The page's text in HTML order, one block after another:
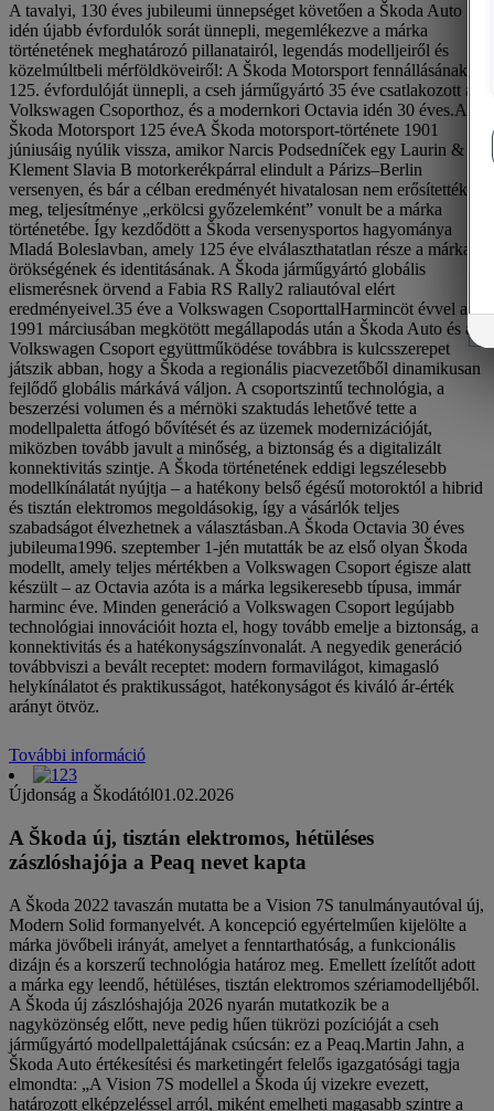
A tavalyi, 130 éves jubileumi ünnepséget követően a Škoda Auto
idén újabb évfordulók sorát ünnepli, megemlékezve a márka
történetének meghatározó pillanatairól, legendás modelljeiről és
közelmúltbeli mérföldköveiről: A Škoda Motorsport fennállásának
125. évfordulóját ünnepli, a cseh járműgyártó 35 éve csatlakozott a
Volkswagen Csoporthoz, és a modernkori Octavia idén 30 éves.A
Škoda Motorsport 125 éveA Škoda motorsport-története 1901
júniusáig nyúlik vissza, amikor Narcis Podsedníček egy Laurin &
Klement Slavia B motorkerékpárral elindult a Párizs–Berlin
versenyen, és bár a célban eredményét hivatalosan nem erősítették
meg, teljesítménye „erkölcsi győzelemként” vonult be a márka
történetébe. Így kezdődött a Škoda versenysportos hagyománya
Mladá Boleslavban, amely 125 éve elválaszthatatlan része a márka
örökségének és identitásának. A Škoda járműgyártó globális
elismerésnek örvend a Fabia RS Rally2 raliautóval elért
eredményeivel.35 éve a Volkswagen CsoporttalHarmincöt évvel az
1991 márciusában megkötött megállapodás után a Škoda Auto és a
Volkswagen Csoport együttműködése továbbra is kulcsszerepet
játszik abban, hogy a Škoda a regionális piacvezetőből dinamikusan
fejlődő globális márkává váljon. A csoportszintű technológia, a
beszerzési volumen és a mérnöki szaktudás lehetővé tette a
modellpaletta átfogó bővítését és az üzemek modernizációját,
miközben tovább javult a minőség, a biztonság és a digitalizált
konnektivitás szintje. A Škoda történetének eddigi legszélesebb
modellkínálatát nyújtja – a hatékony belső égésű motoroktól a hibrid
és tisztán elektromos megoldásokig, így a vásárlók teljes
szabadságot élvezhetnek a választásban.A Škoda Octavia 30 éves
jubileuma1996. szeptember 1-jén mutatták be az első olyan Škoda
modellt, amely teljes mértékben a Volkswagen Csoport égisze alatt
készült – az Octavia azóta is a márka legsikeresebb típusa, immár
harminc éve. Minden generáció a Volkswagen Csoport legújabb
technológiai innovációit hozta el, hogy tovább emelje a biztonság, a
konnektivitás és a hatékonyságszínvonalát. A negyedik generáció
továbbviszi a bevált receptet: modern formavilágot, kimagasló
helykínálatot és praktikusságot, hatékonyságot és kiváló ár-érték
arányt ötvöz.
További információ
Újdonság a Škodától01.02.2026
A Škoda új, tisztán elektromos, hétüléses
zászlóshajója a Peaq nevet kapta
A Škoda 2022 tavaszán mutatta be a Vision 7S tanulmányautóval új,
Modern Solid formanyelvét. A koncepció egyértelműen kijelölte a
márka jövőbeli irányát, amelyet a fenntarthatóság, a funkcionális
dizájn és a korszerű technológia határoz meg. Emellett ízelítőt adott
a márka egy leendő, hétüléses, tisztán elektromos szériamodelljéből.
A Škoda új zászlóshajója 2026 nyarán mutatkozik be a
nagyközönség előtt, neve pedig hűen tükrözi pozícióját a cseh
járműgyártó modellpalettájának csúcsán: ez a Peaq.Martin Jahn, a
Škoda Auto értékesítési és marketingért felelős igazgatósági tagja
elmondta: „A Vision 7S modellel a Škoda új vizekre evezett,
határozott elképzeléssel arról, miként emelheti magasabb szintre a